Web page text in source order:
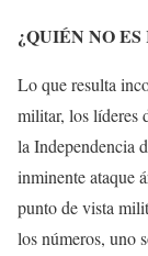
¿QUIÉN NO
Lo que resulta
militar, los líderes
la Independencia
inminente ataque
punto de vista
los números, uno